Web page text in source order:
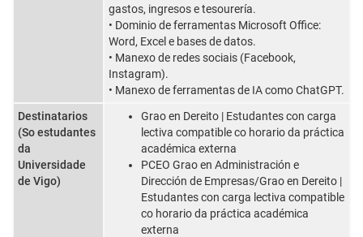
gastos, ingresos e tesourería.
• Dominio de ferramentas Microsoft Office:
Word, Excel e bases de datos.
• Manexo de redes sociais (Facebook,
Instagram).
• Manexo de ferramentas de IA como ChatGPT.
Destinatarios
(So estudantes
da
Universidade
de Vigo)
Grao en Dereito | Estudantes con carga
lectiva compatible co horario da práctica
académica externa
PCEO Grao en Administración e
Dirección de Empresas/Grao en Dereito |
Estudantes con carga lectiva compatible
co horario da práctica académica
externa